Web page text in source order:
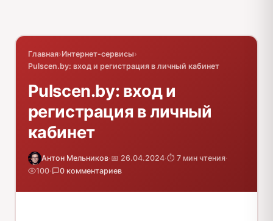
Главная›Интернет-сервисы›
Pulscen.by: вход и регистрация в личный кабинет
Pulscen.by: вход и
регистрация в личный
кабинет
Антон Мельников·📅 26.04.2024·⏱️ 7 мин чтения·
100· 0 комментариев